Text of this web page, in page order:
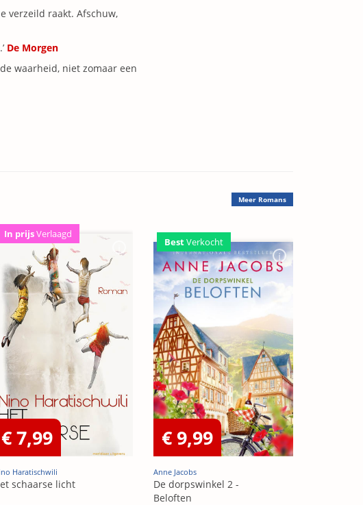
verzeild raakt. Afschuw,
De Morgen
waarheid, niet zomaar een
Meer Romans
In prijsVerlaagd
€ 7,99
Haratischwili
schaarse licht
BestVerkocht
€ 9,99
Anne Jacobs
De dorpswinkel 2 -
Beloften